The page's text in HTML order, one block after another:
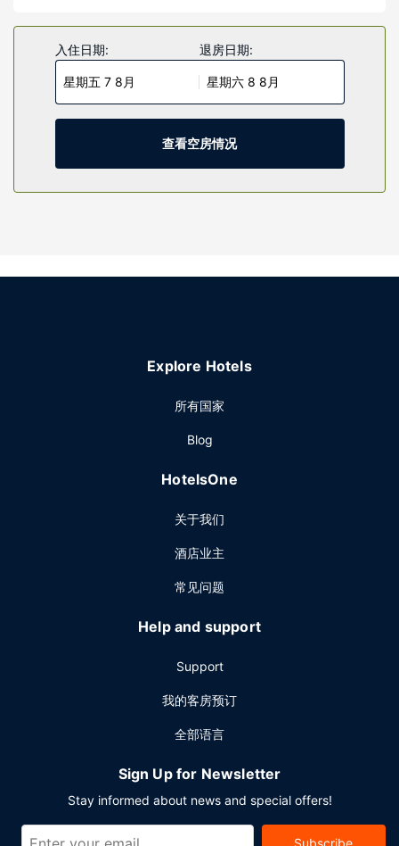
适。提供免费无线网络，方便您与朋友保持联系。浴室提供浴
缸或淋浴和吹风机。便利设施包括书桌和茶具/咖啡用具；而且
按要求提供提供客房服务。
物业设施
享受健身俱乐部等度假设施，或者到露台欣赏美景。此酒店的
其他设施包括免费 WiFi、礼品店/报摊和公共区电视。
您可以到服务圣雅克雷恩苏德康铂饭店住客的小吃吧/熟食店随
其他设施
入住日期:
星期五 7 8月
退房日期:
星期六 8 8月
查看空房情况
Explore Hotels
所有国家
Blog
HotelsOne
关于我们
酒店业主
常见问题
Help and support
Support
我的客房预订
全部语言
Sign Up for Newsletter
Stay informed about news and special offers!
Subscribe